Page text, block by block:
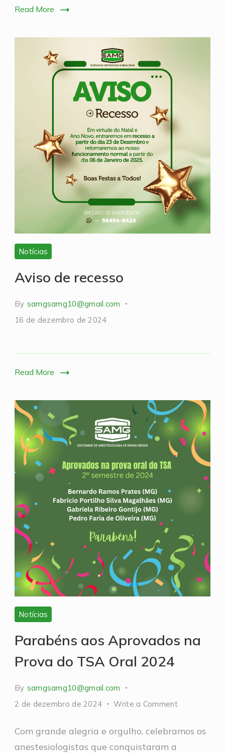
Read More
Notícias
Aviso de recesso
By samgsamg10@gmail.com
16 de dezembro de 2024
Read More
Notícias
Parabéns aos Aprovados na
Prova do TSA Oral 2024
By samgsamg10@gmail.com
2 de dezembro de 2024
Write a Commenton
aos
Com grande alegria e orgulho, celebramos os
anestesiologistas que conquistaram a